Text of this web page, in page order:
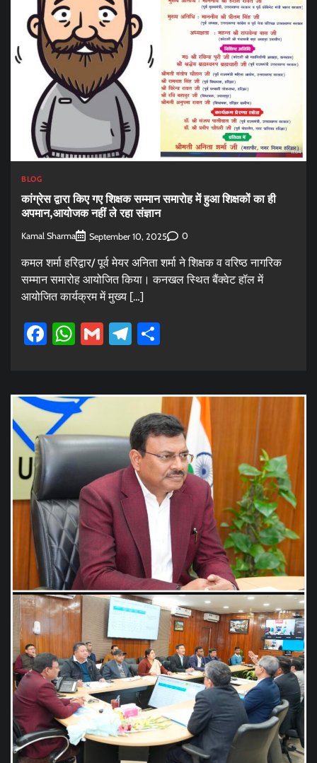
BLOG
कांग्रेस द्वारा किए गए शिक्षक सम्मान समारोह में हुआ शिक्षकों का ही
अपमान,आयोजक नहीं ले रहा संज्ञान
Kamal Sharma September 10, 2025 0
कमल शर्मा हरिद्वार/ पूर्व मेयर अनिता शर्मा ने शिक्षक व वरिष्ठ नागरिक
सम्मान समारोह आयोजित किया। कनखल स्थित बैंक्वेट हॉल में
आयोजित कार्यक्रम में मुख्य […]
Facebook
WhatsApp
GmailTelegram